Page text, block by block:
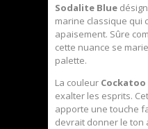
Sodalite Blue
marine classique qui
apaisement. Sûre
cette nuance se
palette.
La couleur Cockatoo
exalter les esprits.
apporte une touche
devrait donner le ton